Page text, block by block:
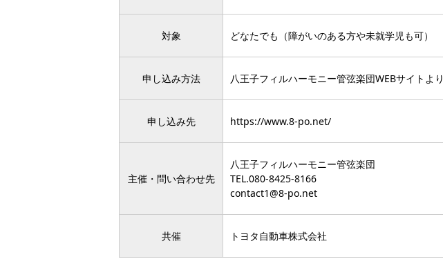
対象 どなたでも（障がいのある方や未就学児も可）
申し込み方法 八王子フィルハーモニー管弦楽団WEBサイトより
申し込み先 https://www.8-po.net/
主催・問い合わせ先
八王子フィルハーモニー管弦楽団
TEL.080-8425-8166
contact1@8-po.net
共催 トヨタ自動車株式会社